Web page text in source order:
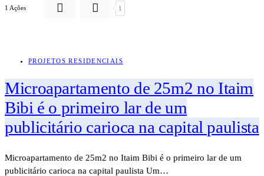
1 Ações 1
PROJETOS RESIDENCIAIS
Microapartamento de 25m2 no Itaim
Bibi é o primeiro lar de um
publicitário carioca na capital paulista
Microapartamento de 25m2 no Itaim Bibi é o primeiro lar de um
publicitário carioca na capital paulista Um…